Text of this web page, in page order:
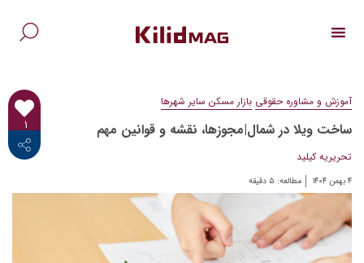
۱
<i class="fab fa-facebook-f"></i>
آموزش و مشاوره حقوقی بازار مسکن سایر شهرها
ساخت ویلا در شمال|مجوزها، نقشه و قوانین مهم
تحریریه کیلید
۴ بهمن ۱۴۰۴ مطالعه: ۵ دقیقه